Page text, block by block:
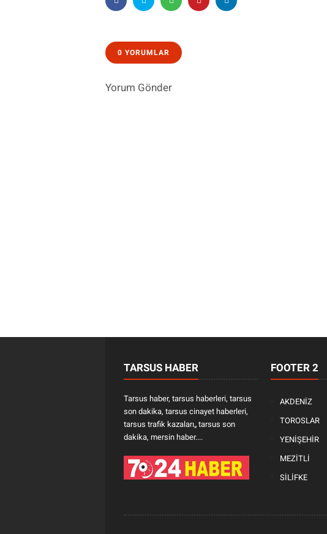
0 YORUMLAR
Yorum Gönder
TARSUS HABER
Tarsus haber, tarsus haberleri, tarsus
son dakika, tarsus cinayet haberleri,
tarsus trafik kazaları„ tarsus son
dakika, mersin haber....
FOOTER 2
AKDENİZ
TOROSLAR
YENİŞEHİR
MEZİTLİ
SİLİFKE